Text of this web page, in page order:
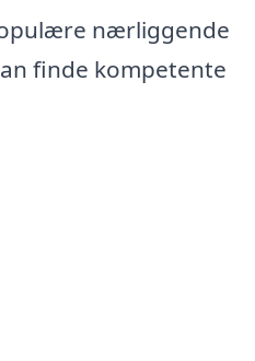
nærliggende
finde kompetente